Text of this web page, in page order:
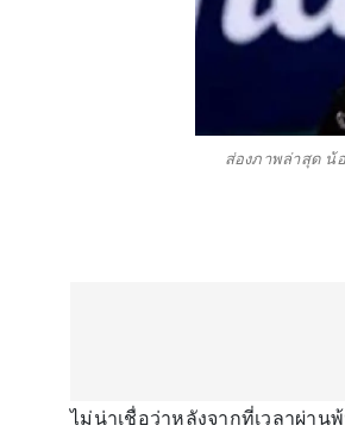
ส่องภาพล่าสุด น้
ไม่น่าเชื่อว่าหลังจากที่เวลาผ่าน